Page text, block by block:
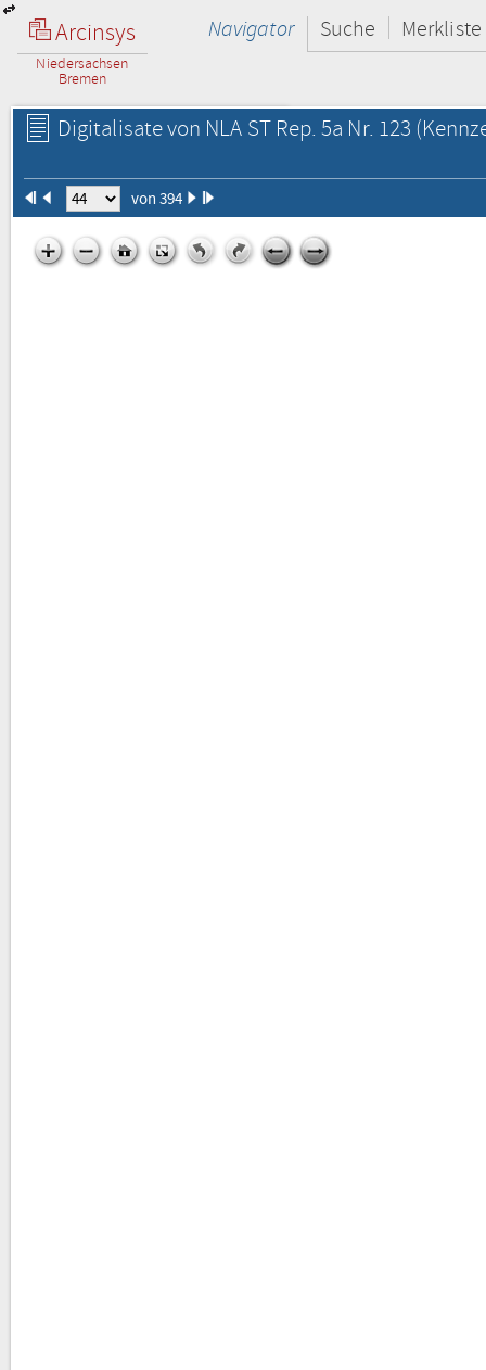
Arcinsys
Niedersachsen
Bremen
Navigator Suche Merkliste
Digitalisate von NLA ST Rep. 5a Nr. 123
von 394